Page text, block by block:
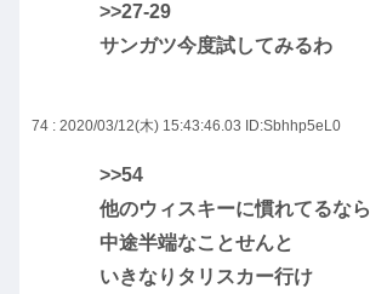
>>27-29
サンガツ今度試してみるわ
74 : 2020/03/12(木) 15:43:46.03 ID:Sbhhp5eL0
>>54
他のウィスキーに慣れてるなら
中途半端なことせんと
いきなりタリスカー行け